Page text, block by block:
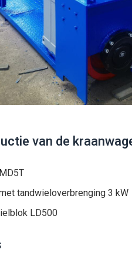
van de
tandwieloverbrenging 3 kW
LD500